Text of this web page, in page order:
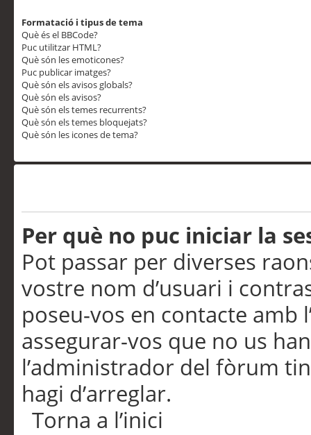
Formatació i tipus de tema
Què és el BBCode?
Puc utilitzar HTML?
Què són les emoticones?
Puc publicar imatges?
Què són els avisos globals?
Què són els avisos?
Què són els temes recurrents?
Què són els temes bloquejats?
Què són les icones de tema?
Per què no puc iniciar la
Pot passar per diverses
vostre nom d’usuari i
poseu-vos en contacte
assegurar-vos que no us
l’administrador del fòrum
hagi d’arreglar.
Torna a l’inici